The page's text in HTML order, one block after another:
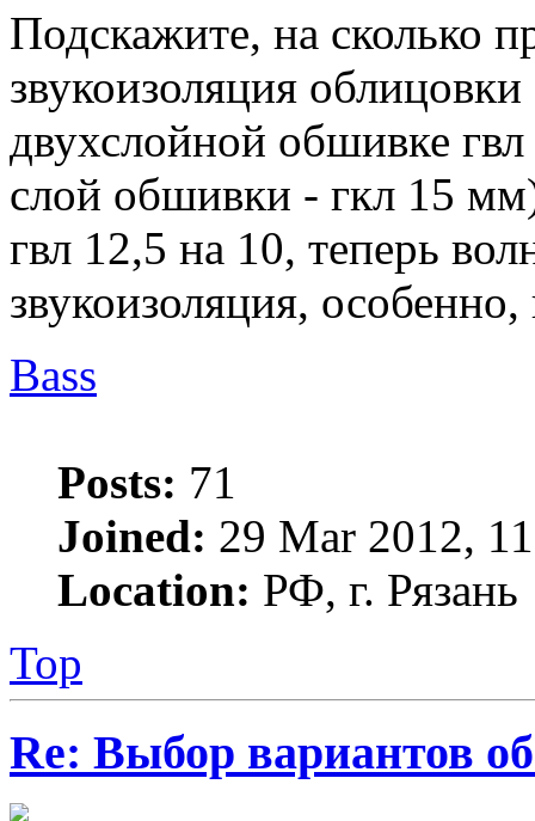
Подскажите, на сколько
звукоизоляция
двухслойной обшивке
слой обшивки - гкл 15
гвл 12,5 на 10, теперь
звукоизоляция,
Bass
Posts: 71
Joined: 29 Mar 2012,
Location: РФ, г. Рязань
Top
Re: Выбор вариантов